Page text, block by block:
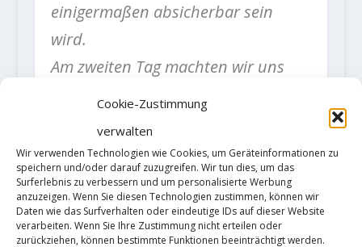
Cookie-Zustimmung
verwalten
Wir verwenden Technologien wie Cookies, um Geräteinformationen zu
speichern und/oder darauf zuzugreifen. Wir tun dies, um das
Surferlebnis zu verbessern und um personalisierte Werbung
anzuzeigen. Wenn Sie diesen Technologien zustimmen, können wir
Daten wie das Surfverhalten oder eindeutige IDs auf dieser Website
verarbeiten. Wenn Sie Ihre Zustimmung nicht erteilen oder
zurückziehen, können bestimmte Funktionen beeinträchtigt werden.
einigermaßen absicherbar sein
wird.
Am zweiten Tag machten wir uns
bereits um 6 Uhr fertig und waren
kurz danach bereit, die Route
entlang der Eisformation zu
vollenden. Wir standen nun genau
an dem Ort, von dem wir schon
Tage vorher schwärmten. Am Fuße